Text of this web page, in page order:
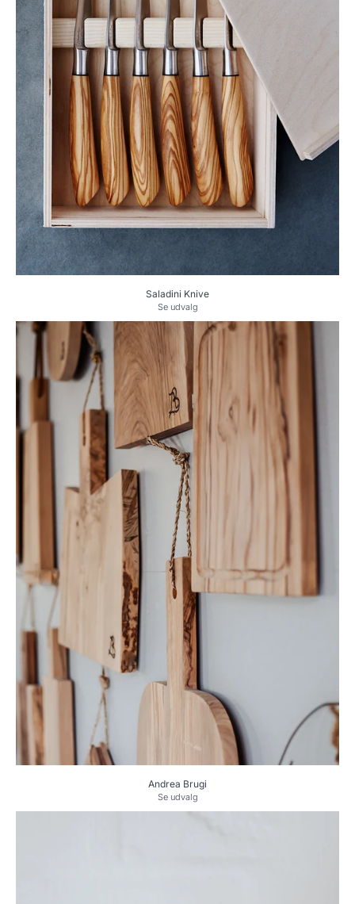
Saladini Knive
Se udvalg
Andrea Brugi
Se udvalg